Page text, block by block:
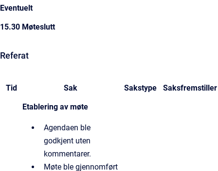
Eventuelt
15.30 Møteslutt
Referat
Tid Sak Sakstype Saksfremstiller
Etablering av møte​​
Agendaen ble
godkjent uten
kommentarer.
Møte ble gjennomført